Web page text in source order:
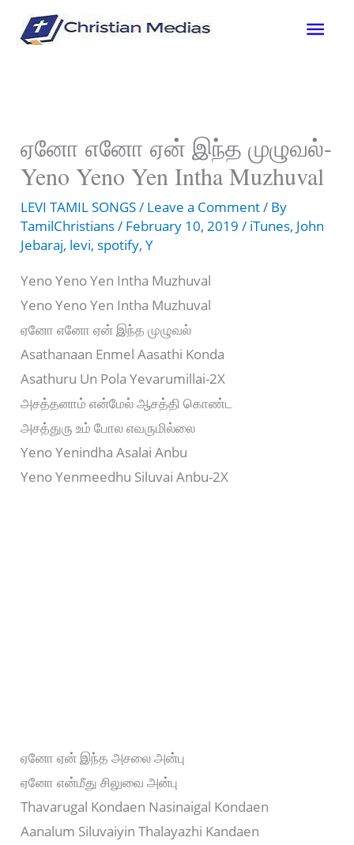
ஏனோ எனோ ஏன் இந்த முழுவல்-
Yeno Yeno Yen Intha Muzhuval
LEVI TAMIL SONGS/ Leave a Comment/ By
TamilChristians/ February 10, 2019/ iTunes, John
Jebaraj, levi, spotify,Y
Yeno Yeno Yen Intha Muzhuval
Yeno Yeno Yen Intha Muzhuval
ஏனோ எனோ ஏன் இந்த முழுவல்
Asathanaan Enmel Aasathi Konda
Asathuru Un Pola Yevarumillai-2X
அசத்தனாம் என்மேல் ஆசத்தி கொண்ட
அசத்துரு உம் போல எவருமில்லை
Yeno Yenindha Asalai Anbu
Yeno Yenmeedhu Siluvai Anbu-2X
ஏனோ ஏன் இந்த அசலை அன்பு
ஏனோ என்மீது சிலுவை அன்பு
Thavarugal Kondaen Nasinaigal Kondaen
Aanalum Siluvaiyin Thalayazhi Kandaen